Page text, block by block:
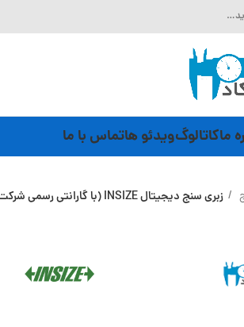
ماکاتالوگویدئو هاتماس با ما
زبری سنج دیجیتال INSIZE (با گارانتی رسمی شرکت اینسایز) مدل ISR-C002